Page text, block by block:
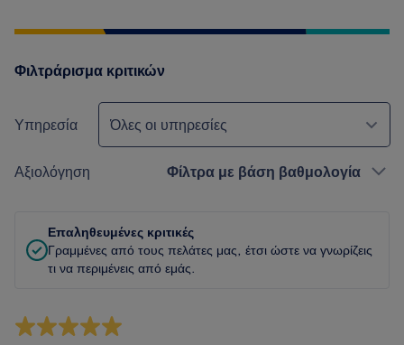
Φιλτράρισμα κριτικών
Υπηρεσία Όλες οι υπηρεσίες
Αξιολόγηση Φίλτρα με βάση βαθμολογία
Επαληθευμένες κριτικές
Γραμμένες από τους πελάτες μας, έτσι ώστε να γνωρίζεις
τι να περιμένεις από εμάς.